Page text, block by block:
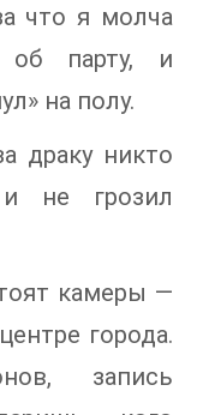
что я молча
об парту, и
на полу.
драку никто
не грозил
камеры —
города.
запись